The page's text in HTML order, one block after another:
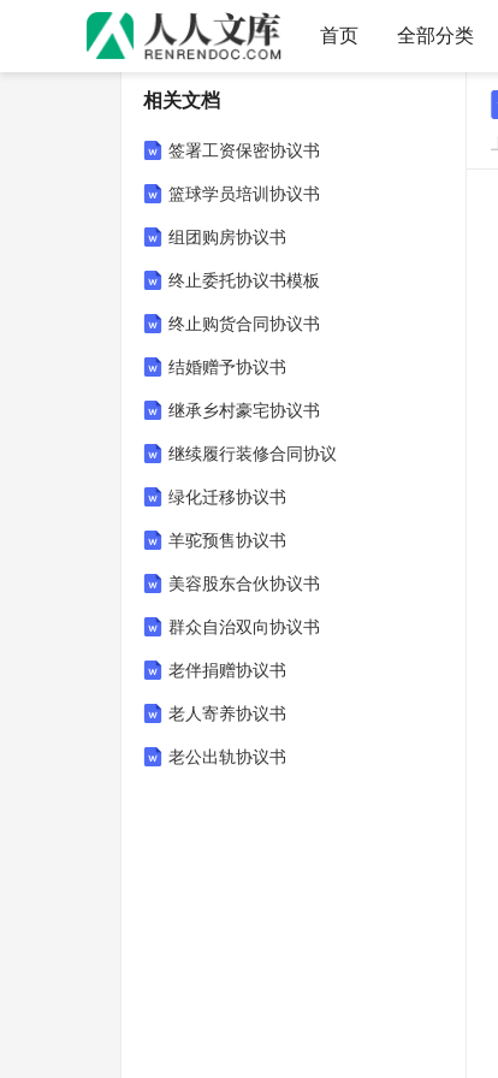
首页 全部分类
相关文档
签署工资保密协议书
篮球学员培训协议书
组团购房协议书
终止委托协议书模板
终止购货合同协议书
结婚赠予协议书
继承乡村豪宅协议书
继续履行装修合同协议
绿化迁移协议书
羊驼预售协议书
美容股东合伙协议书
群众自治双向协议书
老伴捐赠协议书
老人寄养协议书
老公出轨协议书